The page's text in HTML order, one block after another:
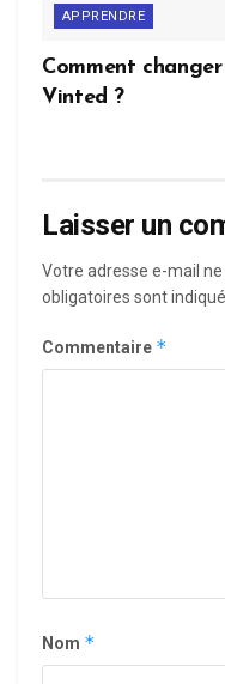
APPRENDRE
Comment
Vinted ?
Laisser un
Votre adresse e-mail
obligatoires sont
Commentaire *
Nom *